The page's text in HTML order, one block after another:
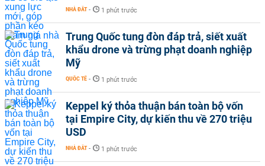
NHÀ ĐẤT - 1 phút trước
Trung Quốc tung đòn đáp trả, siết xuất
khẩu drone và trừng phạt doanh nghiệp
Mỹ
QUỐC TẾ - 1 phút trước
Keppel ký thỏa thuận bán toàn bộ vốn
tại Empire City, dự kiến thu về 270 triệu
USD
NHÀ ĐẤT - 1 phút trước